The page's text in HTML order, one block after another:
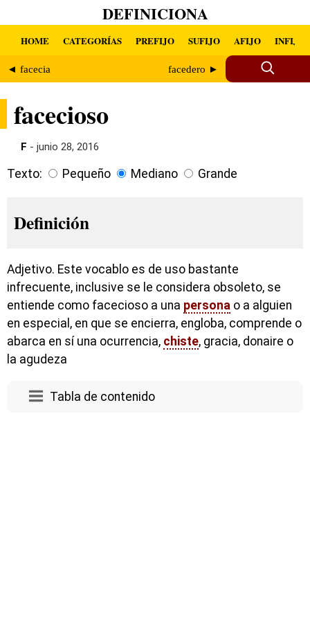
DEFINICIONA
HOME CATEGORÍAS PREFIJO SUFIJO AFIJO INFIJO
◄ facecia facedero ►
facecioso
F - junio 28, 2016
Texto: Pequeño Mediano Grande
Definición
Adjetivo. Este vocablo es de uso bastante
infrecuente, inclusive se le considera obsoleto, se
entiende como facecioso a una persona o a alguien
en especial, en que se encierra, engloba, comprende o
abarca en sí una ocurrencia, chiste, gracia, donaire o
la agudeza
Tabla de contenido